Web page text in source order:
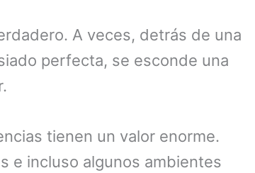
A veces, detrás de una
perfecta, se esconde una
tienen un valor enorme.
e incluso algunos ambientes